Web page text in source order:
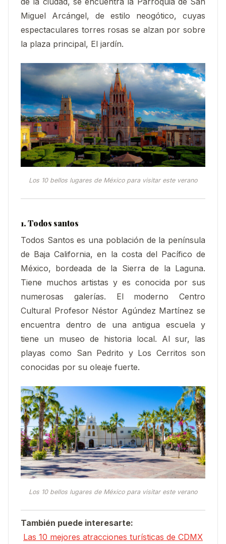
Miguel Arcángel, de estilo neogótico, cuyas
espectaculares torres rosas se alzan por sobre
la plaza principal, El jardín.
Los 10 bellos lugares de México para visitar este verano
1. Todos santos
Todos Santos es una población de la península
de Baja California, en la costa del Pacífico de
México, bordeada de la Sierra de la Laguna.
Tiene muchos artistas y es conocida por sus
numerosas galerías. El moderno Centro
Cultural Profesor Néstor Agúndez Martínez se
encuentra dentro de una antigua escuela y
tiene un museo de historia local. Al sur, las
playas como San Pedrito y Los Cerritos son
conocidas por su oleaje fuerte.
Los 10 bellos lugares de México para visitar este verano
También puede interesarte:
Las 10 mejores atracciones turísticas de CDMX